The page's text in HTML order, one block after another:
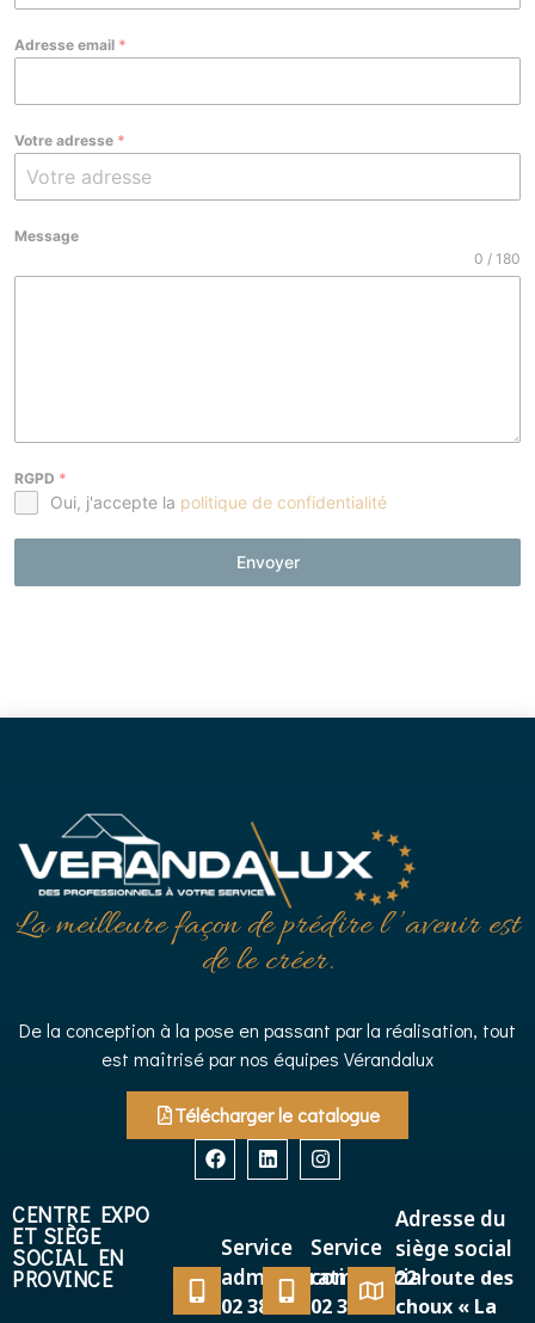
Adresse email *
Votre adresse *
Message
0 / 180
RGPD *
Oui, j'accepte la politique de confidentialité
Envoyer
La meilleure façon de prédire l’’avenir est
de le créer.
De la conception à la pose en passant par la réalisation, tout
est maîtrisé par nos équipes Vérandalux
Télécharger le catalogue
CENTRE EXPO
ET SIÈGE
SOCIAL EN
PROVINCE
Service
administratif
02 38 38
Service
commercial
02 38 38
Adresse du
siège social
22 route des
choux « La